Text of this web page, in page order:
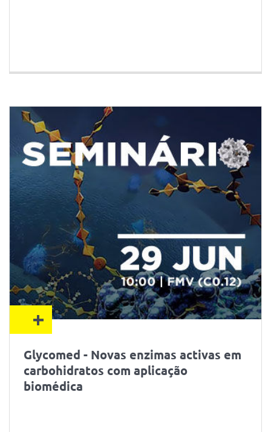
+
Glycomed - Novas enzimas activas em
carbohidratos com aplicação
biomédica